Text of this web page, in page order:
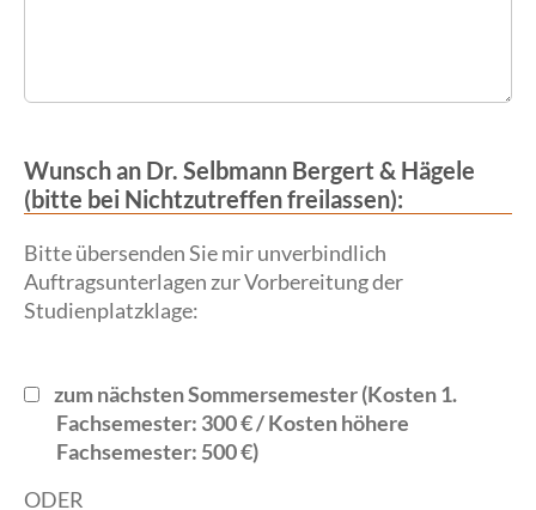
Wunsch an Dr. Selbmann Bergert & Hägele
(bitte bei Nichtzutreffen freilassen):
Bitte übersenden Sie mir unverbindlich
Auftragsunterlagen zur Vorbereitung der
Studienplatzklage:
Fachsemester: 300 € / Kosten höhere
Fachsemester: 500 €)
ODER